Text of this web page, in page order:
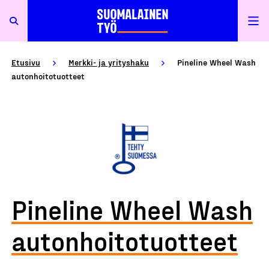
Etusivu Merkki- ja yrityshaku
Pineline Wheel Wash
autonhoitotuotteet
Pineline Wheel Wash
autonhoitotuotteet